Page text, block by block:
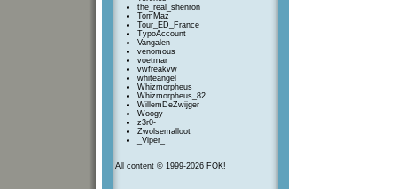
the_real_shenron
TomMaz
Tour_ED_France
TypoAccount
Vangalen
venomous
voetmar
vwfreakvw
whiteangel
Whizmorpheus
Whizmorpheus_82
WillemDeZwijger
Woogy
z3r0-
Zwolsemalloot
_Viper_
All content © 1999-2026 FOK!